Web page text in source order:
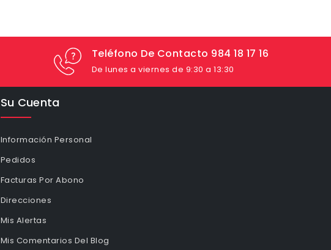
Teléfono De Contacto 984 18 17 16
De lunes a viernes de 9:30 a 13:30
Su Cuenta
Información Personal
Pedidos
Facturas Por Abono
Direcciones
Mis Alertas
Mis Comentarios Del Blog